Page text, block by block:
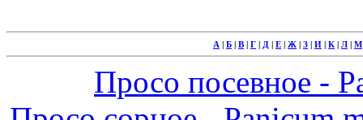
А | Б | В | Г | Д | Е | Ж | З | И | К | Л | М
Просо посевное -